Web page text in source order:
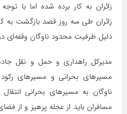
زائران به کار برده شده اما با
زائران طی سه روز قصد بازگشت به
دلیل ظرفیت محدود ناوگان وقفه‌ای
مدیرکل راهداری و حمل و نقل
مسیرهای بحرانی و مسیرهای
ناوگان به مسیرهای بحرانی
مسافران باید از عجله پرهیز و از